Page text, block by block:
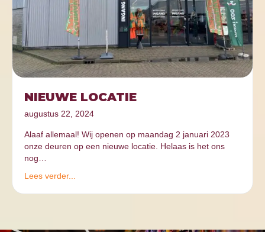
NIEUWE LOCATIE
augustus 22, 2024
Alaaf allemaal! Wij openen op maandag 2 januari 2023
onze deuren op een nieuwe locatie. Helaas is het ons
nog…
Lees verder...